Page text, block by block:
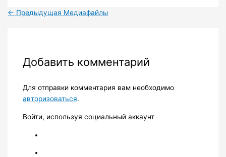
← Предыдущая Медиафайлы
Добавить комментарий
Для отправки комментария вам необходимо
авторизоваться.
Войти, используя социальный аккаунт